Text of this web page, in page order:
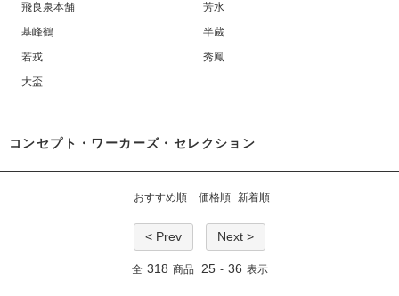
飛良泉本舗
芳水
基峰鶴
半蔵
若戎
秀鳳
大盃
コンセプト・ワーカーズ・セレクション
おすすめ順 価格順 新着順
< Prev Next >
全 318 商品 25 - 36 表示